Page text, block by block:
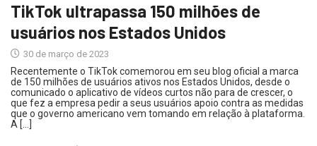
TikTok ultrapassa 150 milhões de
usuários nos Estados Unidos
30 de março de 2023
Recentemente o TikTok comemorou em seu blog oficial a marca
de 150 milhões de usuários ativos nos Estados Unidos, desde o
comunicado o aplicativo de vídeos curtos não para de crescer, o
que fez a empresa pedir a seus usuários apoio contra as medidas
que o governo americano vem tomando em relação à plataforma.
A […]